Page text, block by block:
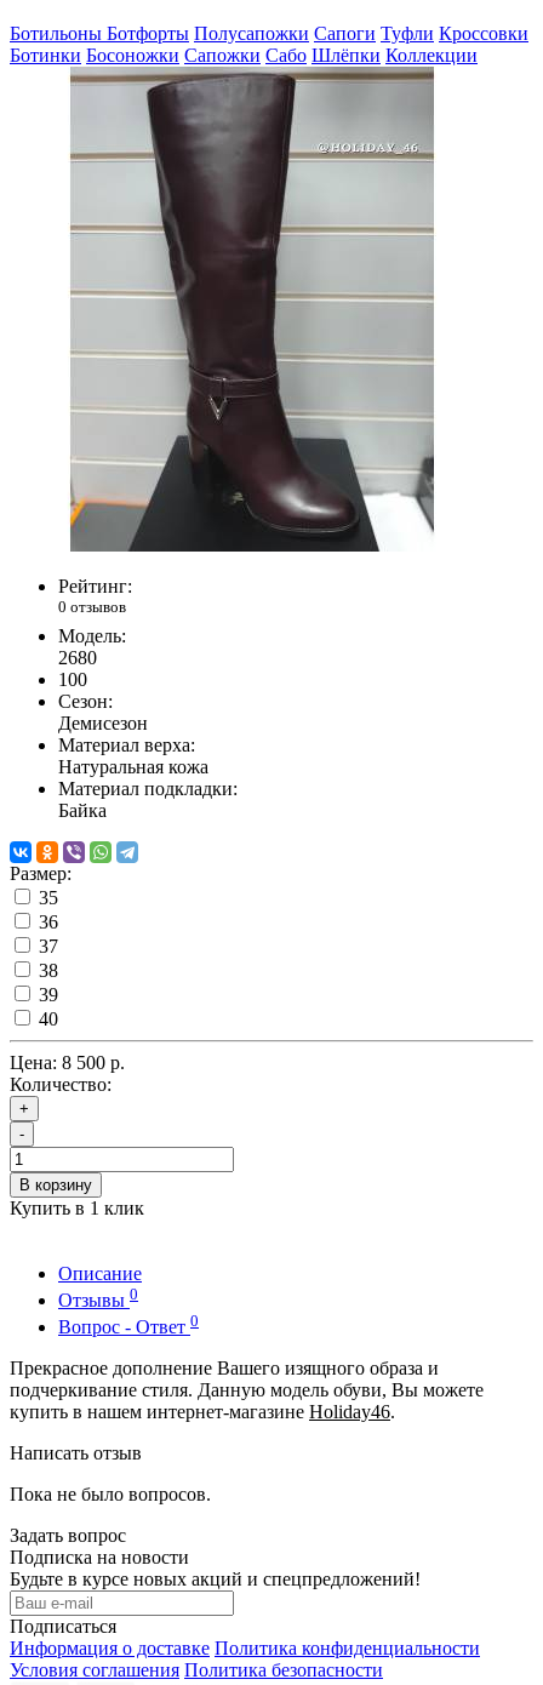
Ботильоны Ботфорты Полусапожки Сапоги Туфли Кроссовки
Ботинки Босоножки Сапожки Сабо Шлёпки Коллекции
Рейтинг:
0 отзывов
Модель:
2680
100
Сезон:
Демисезон
Материал верха:
Натуральная кожа
Материал подкладки:
Байка
Размер:
35
36
37
38
39
40
Цена: 8 500 р.
Количество:
+
-
В корзину
Купить в 1 клик
Описание
Отзывы 0
Вопрос - Ответ 0
Прекрасное дополнение Вашего изящного образа и
подчеркивание стиля. Данную модель обуви, Вы можете
купить в нашем интернет-магазине Holiday46.
Написать отзыв
Пока не было вопросов.
Задать вопрос
Подписка на новости
Будьте в курсе новых акций и спецпредложений!
Подписаться
Информация о доставке Политика конфиденциальности
Условия соглашения Политика безопасности